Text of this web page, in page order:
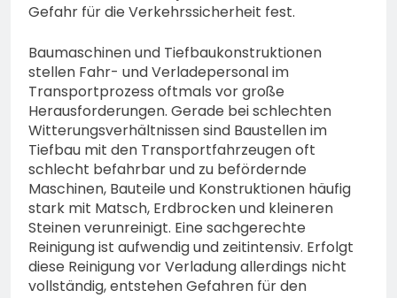
Gefahr für die Verkehrssicherheit fest.
Baumaschinen und Tiefbaukonstruktionen
stellen Fahr- und Verladepersonal im
Transportprozess oftmals vor große
Herausforderungen. Gerade bei schlechten
Witterungsverhältnissen sind Baustellen im
Tiefbau mit den Transportfahrzeugen oft
schlecht befahrbar und zu befördernde
Maschinen, Bauteile und Konstruktionen häufig
stark mit Matsch, Erdbrocken und kleineren
Steinen verunreinigt. Eine sachgerechte
Reinigung ist aufwendig und zeitintensiv. Erfolgt
diese Reinigung vor Verladung allerdings nicht
vollständig, entstehen Gefahren für den